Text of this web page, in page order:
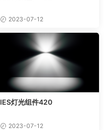
2023-07-12
IES灯光组件420
2023-07-12